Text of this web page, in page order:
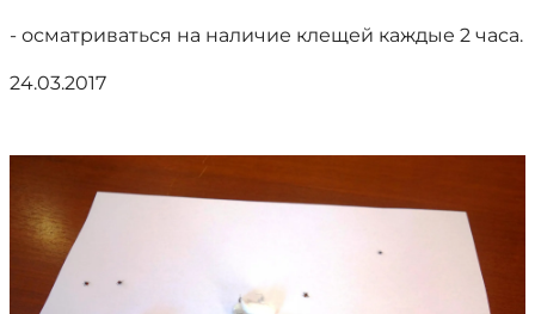
- осматриваться на наличие клещей каждые 2 часа.
24.03.2017